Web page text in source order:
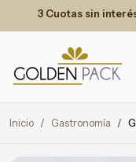
3 Cuotas sin
Inicio Gastronomía